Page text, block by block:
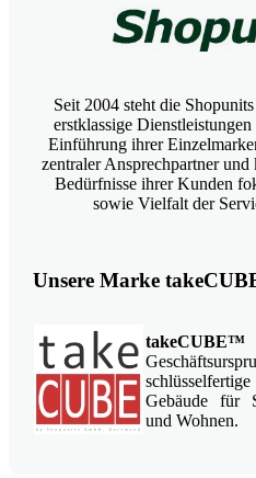
Seit 2004 steht die
erstklassige
Einführung ihrer
zentraler Ansprechpartner
Bedürfnisse ihrer Kunden
sowie Vielfalt der
Unsere Marke
takeCUBE™
Gebäude für
und Wohnen.